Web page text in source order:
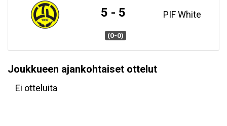
5 - 5 PIF White
(0-0)
Joukkueen ajankohtaiset ottelut
Ei otteluita